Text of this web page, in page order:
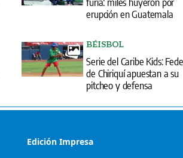
erupción en Guatemala
BÉISBOL
Serie del Caribe Kids:
de Chiriquí apuestan a su
pitcheo y defensa
Edición Impresa